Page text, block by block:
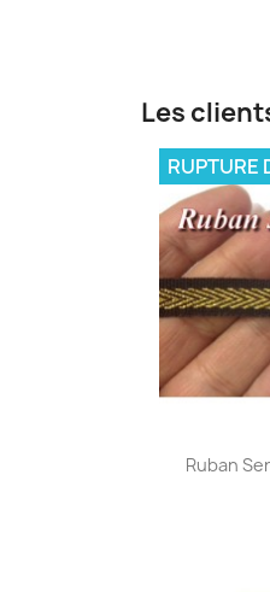
Les

Ruban
RUPTURE